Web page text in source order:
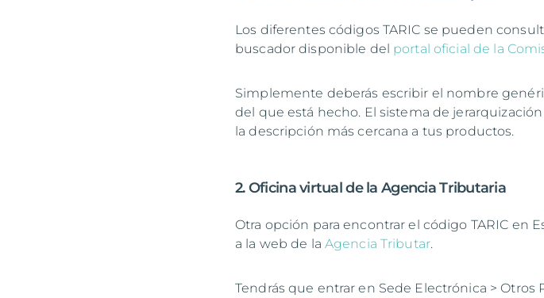
Los diferentes códigos TARIC se pueden
buscador disponible del portal oficial de la
Simplemente deberás escribir el nombre
del que está hecho. El sistema de
la descripción más cercana a tus productos.
2. Oficina virtual de la Agencia Tributaria
Otra opción para encontrar el código TARIC en
a la web de la Agencia Tributar.
Tendrás que entrar en Sede Electrónica > Otros